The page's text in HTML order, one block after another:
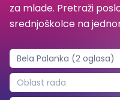
za mlade. Pretraži
srednjoškolce na
Bela Palanka (2 oglasa)
Oblast rada